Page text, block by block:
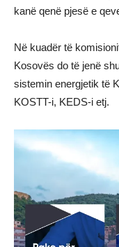
kanë qenë pjesë e
Në kuadër të
Kosovës do të jenë
sistemin energjetik të
KOSTT-i, KEDS-i etj.